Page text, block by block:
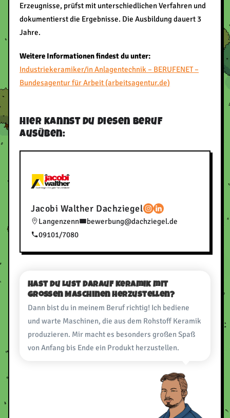
Erzeugnisse, prüfst mit unterschiedlichen Verfahren und
dokumentierst die Ergebnisse. Die Ausbildung dauert 3
Jahre.
Weitere Informationen findest du unter:
Industriekeramiker/in Anlagentechnik – BERUFENET –
Bundesagentur für Arbeit (arbeitsagentur.de)
Hier kannst du diesen Beruf
ausüben:
Jacobi Walther Dachziegel
Langenzenn
bewerbung@dachziegel.de
09101/7080
Hast du Lust darauf Keramik mit
großen Maschinen herzustellen?
Dann bist du in meinem Beruf richtig! Ich bediene
und warte Maschinen, die aus dem Rohstoff Keramik
produzieren. Mir macht es besonders großen Spaß
von Anfang bis Ende ein Produkt herzustellen.